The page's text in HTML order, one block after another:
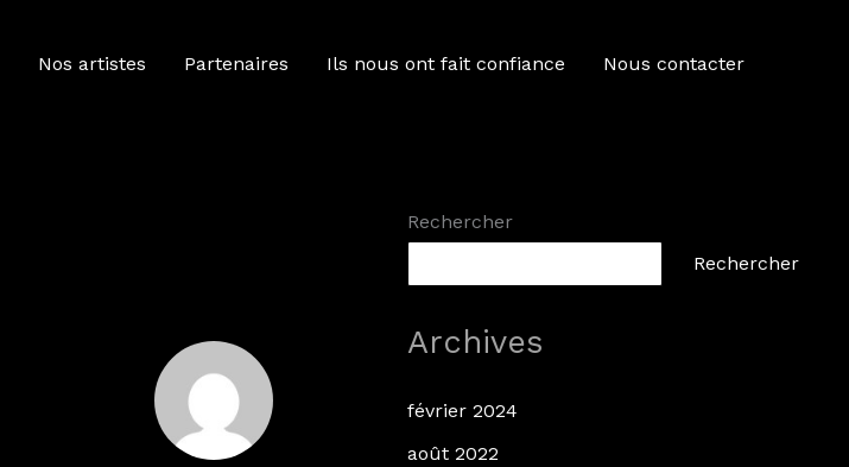
Nos artistes Partenaires Ils nous ont fait confiance Nous contacter
Rechercher
Rechercher
Archives
février 2024
août 2022